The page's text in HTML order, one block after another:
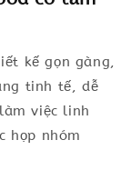
kế gọn gàng,
tinh tế, dễ
việc linh
họp nhóm